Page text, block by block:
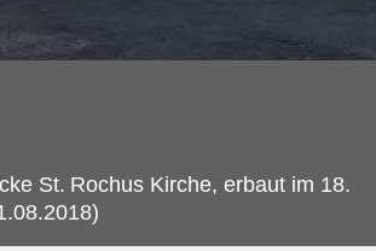
St. Rochus Kirche, erbaut im 18.